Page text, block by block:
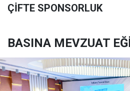
ÇİFTE SPONSORLUK
BASINA MEVZUAT